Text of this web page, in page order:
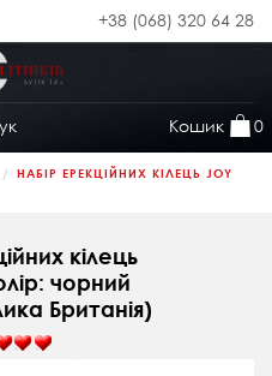
+38 (068) 320 64 28
Кошик 0
НАБІР ЕРЕКЦІЙНИХ КІЛЕЦЬ JOY
кілець
чорний
Британія)